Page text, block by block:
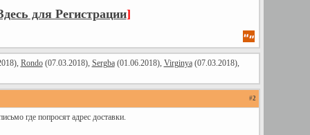
для Регистрации]
Rondo(07.03.2018), Sergba(01.06.2018), Virginya(07.03.2018),
#2
где попросят адрес доставки.